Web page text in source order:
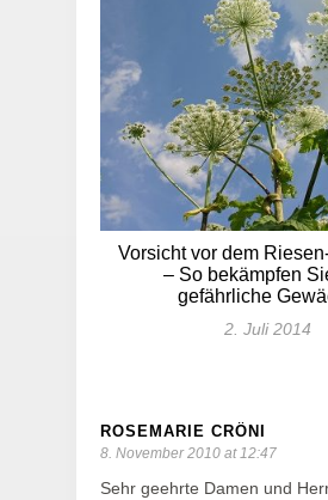
Vorsicht vor dem
– So bekämpfen
gefährliche
2. Juli 2014
ROSEMARIE CRÖNI
8. November 2010 at 12:47
Sehr geehrte Damen und